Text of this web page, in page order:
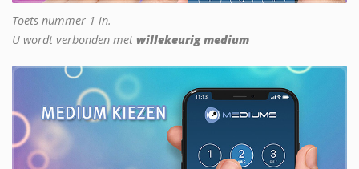
Toets nummer 1 in.
U wordt verbonden met willekeurig medium